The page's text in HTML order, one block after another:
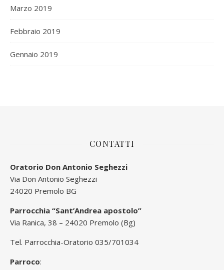
Marzo 2019
Febbraio 2019
Gennaio 2019
CONTATTI
Oratorio Don Antonio Seghezzi
Via Don Antonio Seghezzi
24020 Premolo BG
Parrocchia “Sant’Andrea apostolo”
Via Ranica, 38 – 24020 Premolo (Bg)
Tel. Parrocchia-Oratorio 035/701034
Parroco: